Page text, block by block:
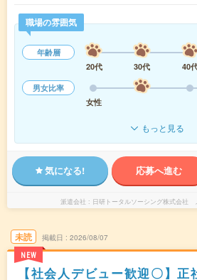
職場の雰囲気
年齢層
20代
30代 40
男女比率
女性
もっと見る
気になる! 応募へ進む
派遣会社 日研トータルソーシング株式会社
未読
NEW
掲載日 2026/08/07
【社会人デビュー歓迎〇】正